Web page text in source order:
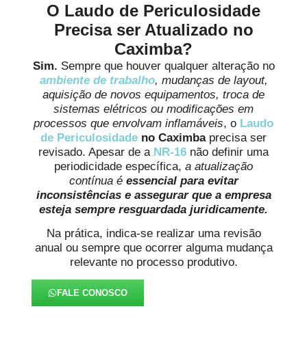
O Laudo de Periculosidade
Precisa ser Atualizado no
Caximba?
Sim. Sempre que houver qualquer alteração no
ambiente de trabalho, mudanças de layout,
aquisição de novos equipamentos, troca de
sistemas elétricos ou modificações em
processos que envolvam inflamáveis, o Laudo
de Periculosidade no Caximbaprecisa ser
revisado. Apesar de a NR-16 não definir uma
periodicidade específica, a atualização
contínua é essencial para evitar
inconsistências e assegurar que a empresa
esteja sempre resguardada juridicamente.
Na prática, indica-se realizar uma revisão
anual ou sempre que ocorrer alguma mudança
relevante no processo produtivo.
FALE CONOSCO